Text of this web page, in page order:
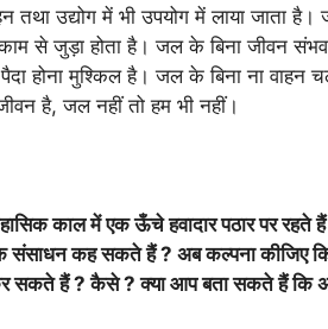
तथा उद्योग में भी उपयोग में लाया जाता
से जुड़ा होता है। जल के बिना जीवन
होना मुश्किल है। जल के बिना ना वाहन
है, जल नहीं तो हम भी नहीं।
काल में एक ऊँचे हवादार पठार पर
कह सकते हैं ? अब कल्पना कीजिए कि
सकते हैं ? कैसे ? क्या आप बता सकते हैं कि